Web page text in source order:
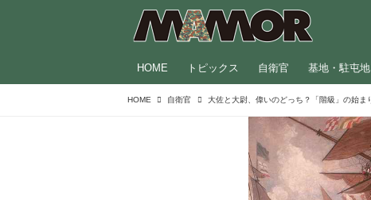
HOME トピックス 自衛官 基地・駐屯地
HOME 自衛官